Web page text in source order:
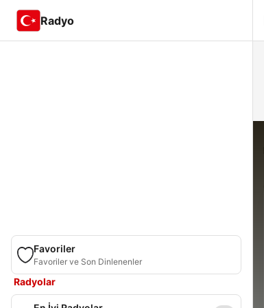
Radyo
Favoriler
Favoriler ve Son Dinlenenler
Radyolar